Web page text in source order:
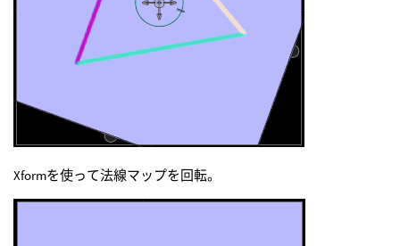
Xformを使って法線マップを回転。